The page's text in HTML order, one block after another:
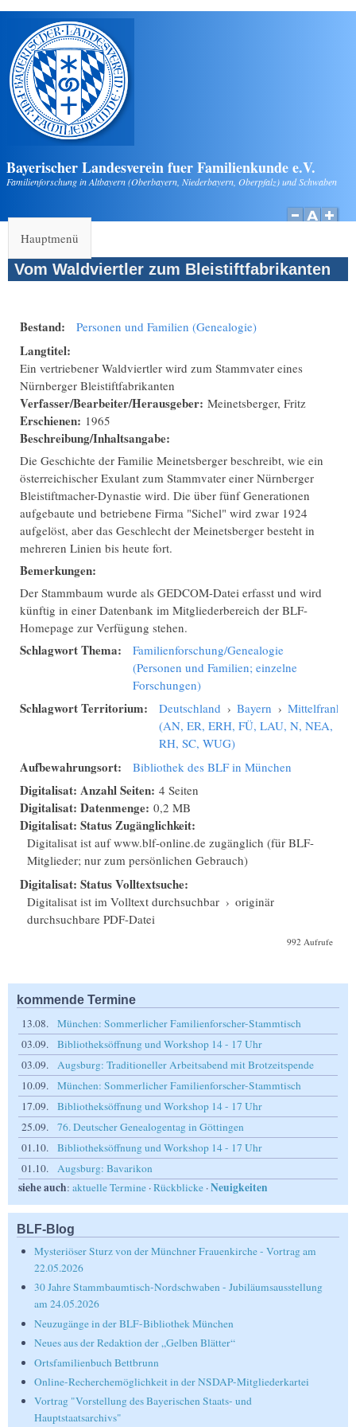
Direkt zum Inhalt
Bayerischer Landesverein fuer Familienkunde e.V.
Familienforschung in Altbayern (Oberbayern, Niederbayern, Oberpfalz) und Schwaben
Hauptmenü
Vom Waldviertler zum Bleistiftfabrikanten
Bestand: Personen und Familien (Genealogie)
Langtitel:
Ein vertriebener Waldviertler wird zum Stammvater eines
Nürnberger Bleistiftfabrikanten
Verfasser/Bearbeiter/Herausgeber: Meinetsberger, Fritz
Erschienen: 1965
Beschreibung/Inhaltsangabe:
Die Geschichte der Familie Meinetsberger beschreibt, wie ein
österreichischer Exulant zum Stammvater einer Nürnberger
Bleistiftmacher-Dynastie wird. Die über fünf Generationen
aufgebaute und betriebene Firma "Sichel" wird zwar 1924
aufgelöst, aber das Geschlecht der Meinetsberger besteht in
mehreren Linien bis heute fort.
Bemerkungen:
Der Stammbaum wurde als GEDCOM-Datei erfasst und wird
künftig in einer Datenbank im Mitgliederbereich der BLF-
Homepage zur Verfügung stehen.
Schlagwort Thema:
Familienforschung/Genealogie
(Personen und Familien; einzelne
Forschungen)
Schlagwort Territorium: Deutschland › Bayern › Mittelfranken
(AN, ER, ERH, FÜ, LAU, N, NEA,
RH, SC, WUG)
Aufbewahrungsort: Bibliothek des BLF in München
Digitalisat: Anzahl Seiten: 4 Seiten
Digitalisat: Datenmenge: 0,2 MB
Digitalisat: Status Zugänglichkeit:
Digitalisat ist auf www.blf-online.de zugänglich (für BLF-
Mitglieder; nur zum persönlichen Gebrauch)
Digitalisat: Status Volltextsuche:
Digitalisat ist im Volltext durchsuchbar › originär
durchsuchbare PDF-Datei
992 Aufrufe
kommende Termine
13.08.
München: Sommerlicher Familienforscher-Stammtisch
03.09.
Bibliotheksöffnung und Workshop 14 - 17 Uhr
03.09.
Augsburg: Traditioneller Arbeitsabend mit Brotzeitspende
10.09.
München: Sommerlicher Familienforscher-Stammtisch
17.09.
Bibliotheksöffnung und Workshop 14 - 17 Uhr
25.09.
76. Deutscher Genealogentag in Göttingen
01.10.
Bibliotheksöffnung und Workshop 14 - 17 Uhr
01.10.
Augsburg: Bavarikon
siehe auch: aktuelle Termine ·Rückblicke ·Neuigkeiten
BLF-Blog
Mysteriöser Sturz von der Münchner Frauenkirche - Vortrag am
22.05.2026
30 Jahre Stammbaumtisch-Nordschwaben - Jubiläumsausstellung
am 24.05.2026
Neuzugänge in der BLF-Bibliothek München
Neues aus der Redaktion der „Gelben Blätter“
Ortsfamilienbuch Bettbrunn
Online-Recherchemöglichkeit in der NSDAP-Mitgliederkartei
Vortrag "Vorstellung des Bayerischen Staats- und
Hauptstaatsarchivs"